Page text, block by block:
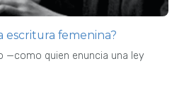
escritura femenina?
—como quien enuncia una ley